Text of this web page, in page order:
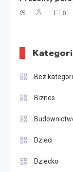
0
Bez
Biznes
Dzieci
Dziecko